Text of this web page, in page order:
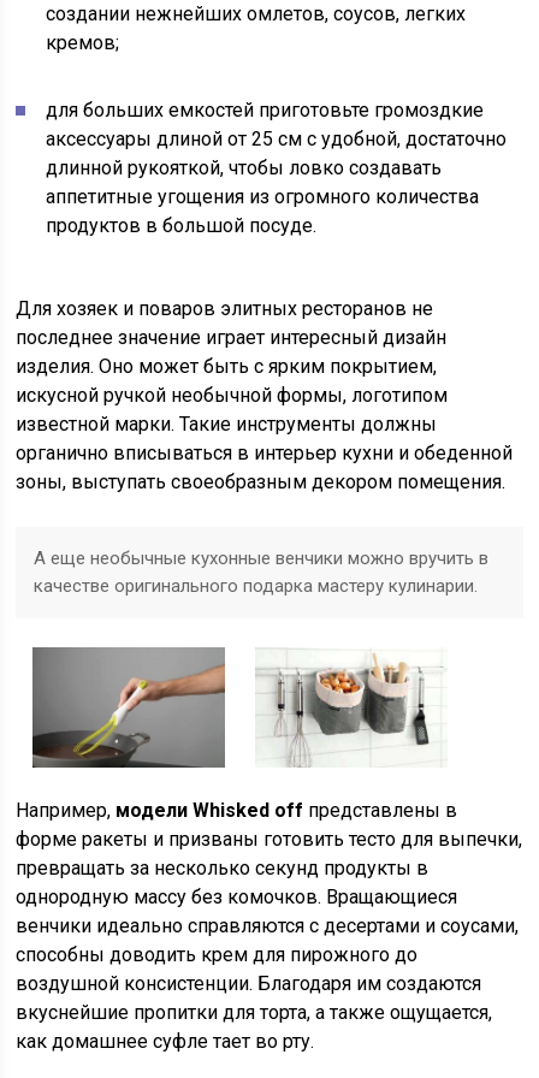
создании нежнейших омлетов, соусов, легких
кремов;
для больших емкостей приготовьте громоздкие
аксессуары длиной от 25 см с удобной, достаточно
длинной рукояткой, чтобы ловко создавать
аппетитные угощения из огромного количества
продуктов в большой посуде.
Для хозяек и поваров элитных ресторанов не
последнее значение играет интересный дизайн
изделия. Оно может быть с ярким покрытием,
искусной ручкой необычной формы, логотипом
известной марки. Такие инструменты должны
органично вписываться в интерьер кухни и обеденной
зоны, выступать своеобразным декором помещения.
А еще необычные кухонные венчики можно вручить в
качестве оригинального подарка мастеру кулинарии.
Например, модели Whisked off представлены в
форме ракеты и призваны готовить тесто для выпечки,
превращать за несколько секунд продукты в
однородную массу без комочков. Вращающиеся
венчики идеально справляются с десертами и соусами,
способны доводить крем для пирожного до
воздушной консистенции. Благодаря им создаются
вкуснейшие пропитки для торта, а также ощущается,
как домашнее суфле тает во рту.